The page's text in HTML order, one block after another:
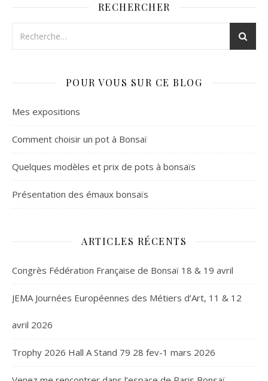
RECHERCHER
POUR VOUS SUR CE BLOG
Mes expositions
Comment choisir un pot à Bonsaï
Quelques modèles et prix de pots à bonsaïs
Présentation des émaux bonsaïs
ARTICLES RÉCENTS
Congrès Fédération Française de Bonsaï 18 & 19 avril
JEMA Journées Européennes des Métiers d’Art, 11 & 12
avril 2026
Trophy 2026 Hall A Stand 79 28 fev-1 mars 2026